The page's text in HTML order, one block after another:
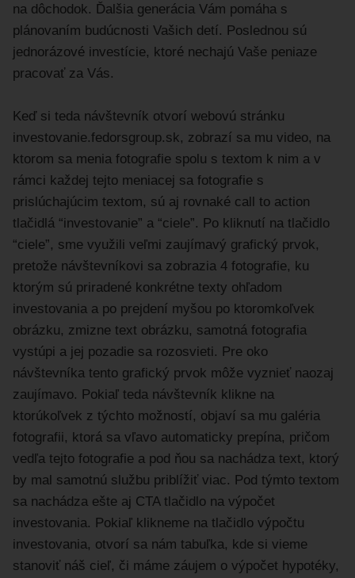
na dôchodok. Ďalšia generácia Vám pomáha s
plánovaním budúcnosti Vašich detí. Poslednou sú
jednorázové investície, ktoré nechajú Vaše peniaze
pracovať za Vás.
Keď si teda návštevník otvorí webovú stránku
investovanie.fedorsgroup.sk, zobrazí sa mu video, na
ktorom sa menia fotografie spolu s textom k nim a v
rámci každej tejto meniacej sa fotografie s
prislúchajúcim textom, sú aj rovnaké call to action
tlačidlá “investovanie” a “ciele”. Po kliknutí na tlačidlo
“ciele”, sme využili veľmi zaujímavý grafický prvok,
pretože návštevníkovi sa zobrazia 4 fotografie, ku
ktorým sú priradené konkrétne texty ohľadom
investovania a po prejdení myšou po ktoromkoľvek
obrázku, zmizne text obrázku, samotná fotografia
vystúpi a jej pozadie sa rozosvieti. Pre oko
návštevníka tento grafický prvok môže vyznieť naozaj
zaujímavo. Pokiaľ teda návštevník klikne na
ktorúkoľvek z týchto možností, objaví sa mu galéria
fotografii, ktorá sa vľavo automaticky prepína, pričom
vedľa tejto fotografie a pod ňou sa nachádza text, ktorý
by mal samotnú službu priblížiť viac. Pod týmto textom
sa nachádza ešte aj CTA tlačidlo na výpočet
investovania. Pokiaľ klikneme na tlačidlo výpočtu
investovania, otvorí sa nám tabuľka, kde si vieme
stanoviť náš cieľ, či máme záujem o výpočet hypotéky,